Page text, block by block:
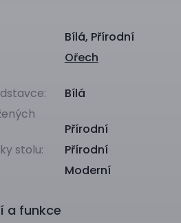
Bílá, Přírodní
Ořech
Bílá
Přírodní
stolu:
Přírodní
Moderní
a funkce